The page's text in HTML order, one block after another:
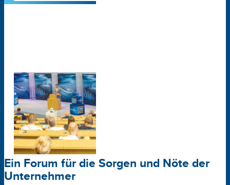
Hallo, wir sind die Neuen!
Ein Forum für die Sorgen und Nöte der
Unternehmer